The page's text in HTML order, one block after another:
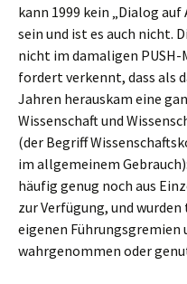
kann 1999 kein „Dialog
sein und ist es auch nicht.
nicht im damaligen PUSH-
fordert verkennt, dass als
Jahren herauskam eine
Wissenschaft und
(der Begriff
im allgemeinem
häufig genug noch aus
zur Verfügung, und
eigenen Führungsgremien
wahrgenommen oder